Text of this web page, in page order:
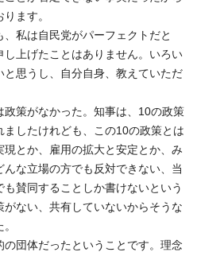
ます。
私は自民党がパーフェクトだと
上げたことはありません。いろい
思うし、自分自身、教えていただ
策がなかった。知事は、10の政策
したけれども、この10の政策とは
とか、雇用の拡大と安定とか、み
な立場の方でも反対できない、当
賛同することしか書けないという
ない、共有していないからそうな
団体だったということです。理念